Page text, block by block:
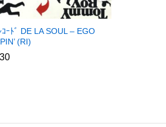
ｺｰﾄﾞ DE LA SOUL – EGO
(RI)